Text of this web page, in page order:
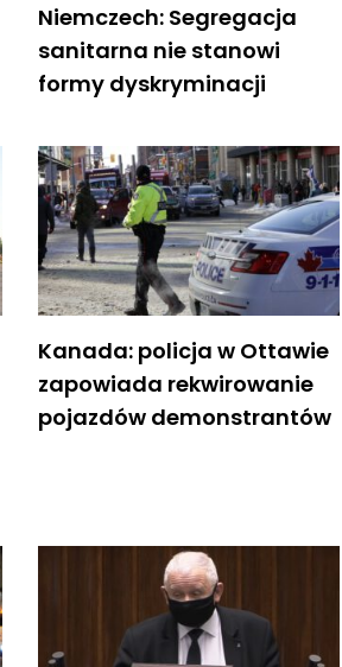
Niemczech: Segregacja
sanitarna nie stanowi
formy dyskryminacji
Kanada: policja w Ottawie
zapowiada rekwirowanie
pojazdów demonstrantów